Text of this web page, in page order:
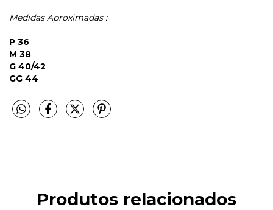
Medidas Aproximadas :
P 36
M 38
G 40/42
GG 44
Produtos relacionados